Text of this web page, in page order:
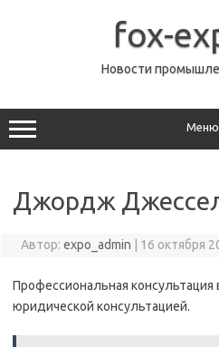
fox-
Новости
Меню
Джордж
Автор: expo_admin 16 октября
Профессиональная консультация
юридической консультацией.